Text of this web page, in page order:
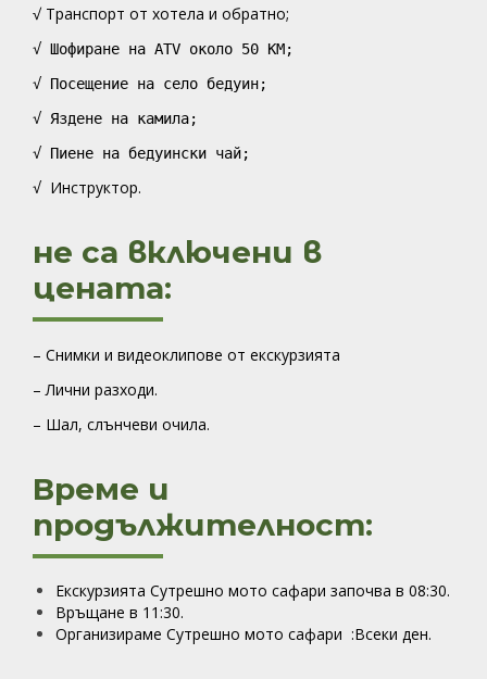
√ Транспорт от хотела и обратно;
√ Шофиране на ATV около 50 KM;
√ Посещение на село бедуин;
√ Яздене на камила;
√ Пиене на бедуински чай;
√ Инструктор.
не са включени в
цената:
– Снимки и видеоклипове от екскурзията
– Лични разходи.
– Шал, слънчеви очила.
Време и
продължителност:
Екскурзията Сутрешно мото сафари започва в 08:30.
Връщане в 11:30.
Организираме Сутрешно мото сафари :Всеки ден.